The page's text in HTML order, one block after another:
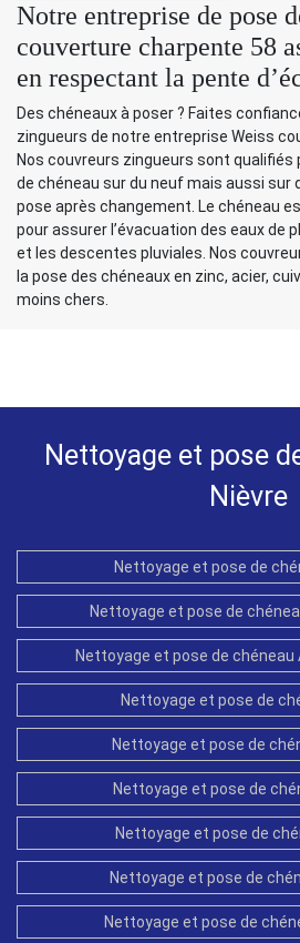
Notre entreprise de pose
couverture charpente 58
en respectant la pente
Des chéneaux à poser ? Faites
zingueurs de notre entreprise Weiss
Nos couvreurs zingueurs sont qualifiés
de chéneau sur du neuf mais aussi sur
pose après changement. Le chéneau
pour assurer l’évacuation des eaux de
et les descentes pluviales. Nos
la pose des chéneaux en zinc, acier,
moins chers.
Nettoyage et pose
Nièvre
Nettoyage et pose de
Nettoyage et pose de
Nettoyage et pose de chéneau
Nettoyage et pose de
Nettoyage et pose de
Nettoyage et pose de
Nettoyage et pose de
Nettoyage et pose de
Nettoyage et pose de